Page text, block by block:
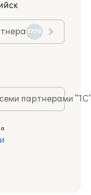
1776
партнерами